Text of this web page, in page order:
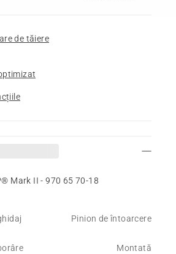
de tăiere
Mark II - 970 65 70‑18
Pinion de întoarcere
Montată